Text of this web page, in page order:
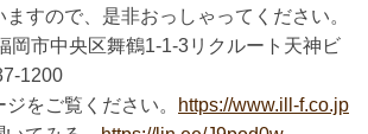
すので、是非おっしゃってください。
岡市中央区舞鶴1-1-3リクルート天神ビ
1200
をご覧ください。
https://www.ill-f.co.jp